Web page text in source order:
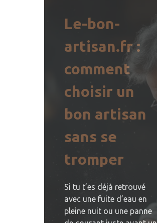
Le-bon-
artisan.fr :
comment
choisir un
bon artisan
sans se
tromper
Si tu t’es déjà retrouvé
avec une fuite d’eau en
pleine nuit ou une panne